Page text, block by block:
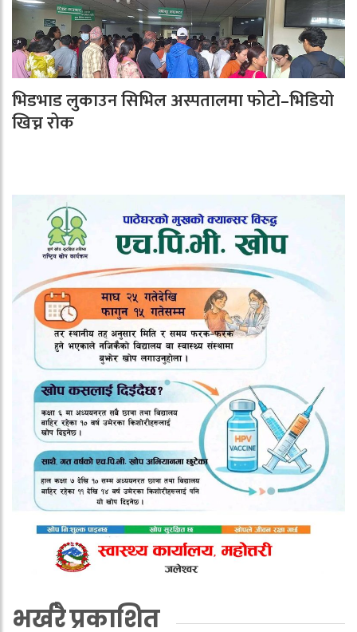
भिडभाड लुकाउन सिभिल अस्पतालमा फोटो–भिडियो
खिच्न रोक
भर्खरै प्रकाशित